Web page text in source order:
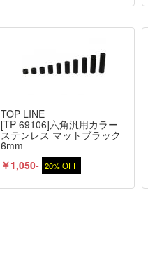
TOP LINE
[TP-69106]六角汎用カラー
ステンレス マットブラック
6mm
￥1,050- 20% OFF